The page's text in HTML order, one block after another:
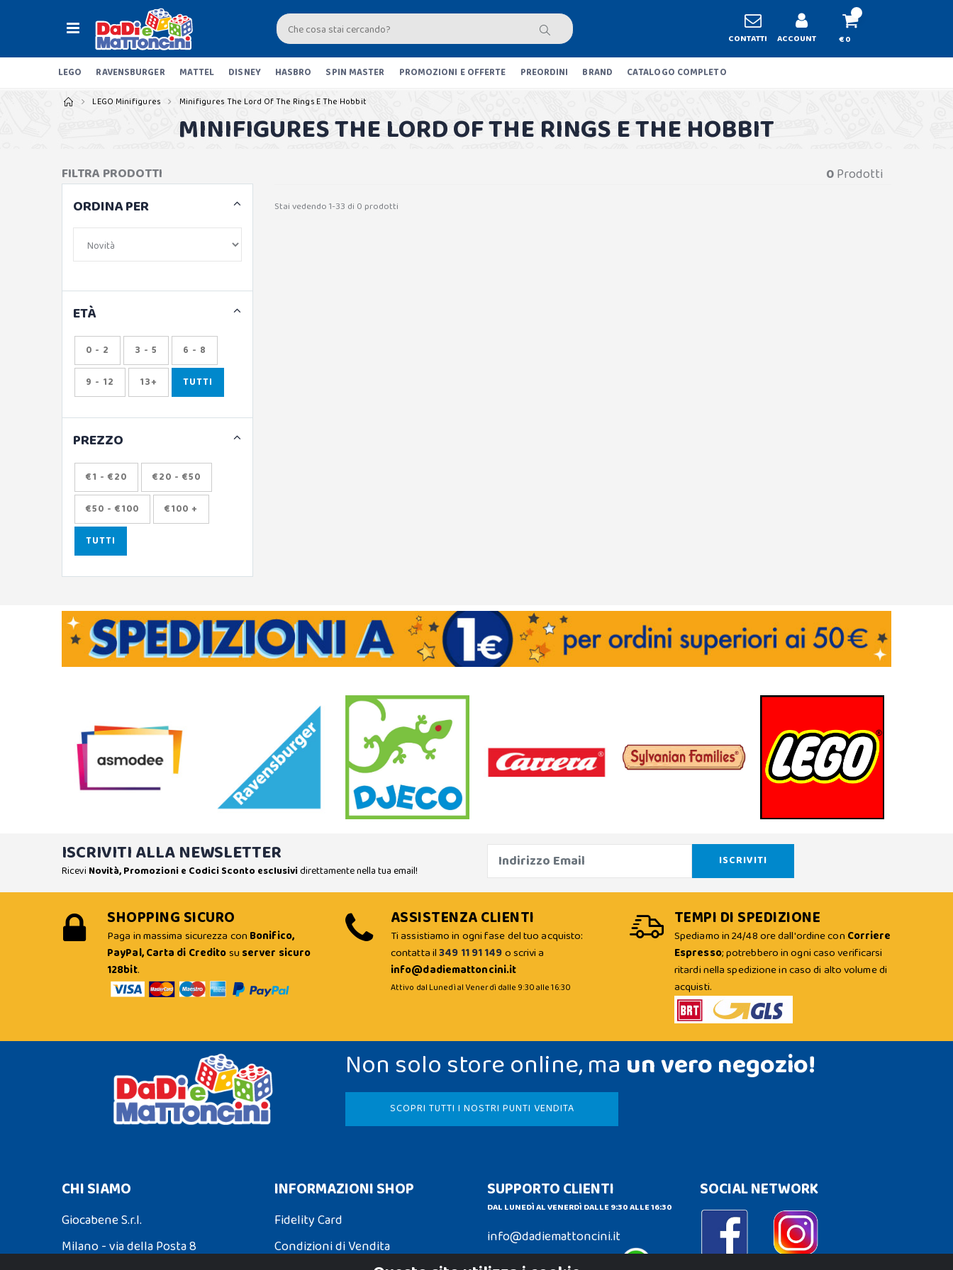
CONTATTI ACCOUNT € 0
LEGO RAVENSBURGER MATTEL DISNEY HASBRO SPIN MASTER PROMOZIONI E OFFERTE PREORDINI BRAND CATALOGO COMPLETO
LEGO Minifigures Minifigures The Lord Of The Rings E The Hobbit
MINIFIGURES THE LORD OF THE RINGS E THE HOBBIT
0Prodotti
Stai vedendo 1-33 di 0 prodotti
FILTRA PRODOTTI
ORDINA PER
ETÀ
0 - 2 3 - 5 6 - 8
9 - 12 13+ TUTTI
PREZZO
€1 - €20 €20 - €50
€50 - €100 €100 +
TUTTI
ISCRIVITI ALLA NEWSLETTER
Ricevi Novità, Promozioni e Codici Sconto esclusividirettamente nella tua email!
SHOPPING SICURO
Paga in massima sicurezza con Bonifico,
PayPal, Carta di Creditosu server sicuro
128bit.
ASSISTENZA CLIENTI
Ti assistiamo in ogni fase del tuo acquisto:
contatta il349 11 91 149o scrivi a
info@dadiemattoncini.it
Attivo dal Lunedì al Venerdì dalle 9:30 alle 16:30
TEMPI DI SPEDIZIONE
Spediamo in 24/48 ore dall'ordine con Corriere
Espresso; potrebbero in ogni caso verificarsi
ritardi nella spedizione in caso di alto volume di
acquisti.
Non solo store online, ma un vero negozio!
SCOPRI TUTTI I NOSTRI PUNTI VENDITA
CHI SIAMO
Giocabene S.r.l.
Milano - via della Posta 8
INFORMAZIONI SHOP
Fidelity Card
Condizioni di Vendita
SUPPORTO CLIENTI
DAL LUNEDÌ AL VENERDÌ DALLE 9:30 ALLE 16:30
info@dadiemattoncini.it
Contattaci su Whatsapp
SOCIAL NETWORK